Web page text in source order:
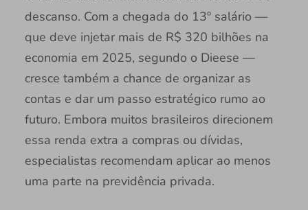
descanso. Com a chegada do 13º salário —
que deve injetar mais de R$ 320 bilhões na
economia em 2025, segundo o Dieese —
cresce também a chance de organizar as
contas e dar um passo estratégico rumo ao
futuro. Embora muitos brasileiros direcionem
essa renda extra a compras ou dívidas,
especialistas recomendam aplicar ao menos
uma parte na previdência privada.